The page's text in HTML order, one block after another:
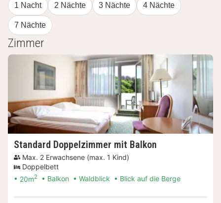
1 Nacht 2 Nächte 3 Nächte 4 Nächte
7 Nächte
Zimmer
Standard Doppelzimmer mit Balkon
Max. 2 Erwachsene (max. 1 Kind)
Doppelbett
20m2 Balkon Waldblick Blick auf die Berge